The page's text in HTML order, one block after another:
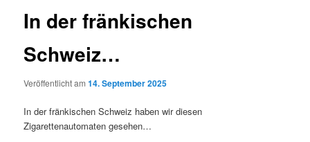
In der fränkischen
Schweiz…
Veröffentlicht am14. September 2025
In der fränkischen Schweiz haben wir diesen
Zigarettenautomaten gesehen…